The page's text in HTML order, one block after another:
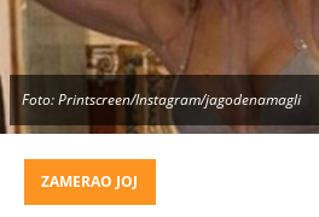
Foto: Printscreen/Instagram/jagodenamagli
ZAMERAO JOJ